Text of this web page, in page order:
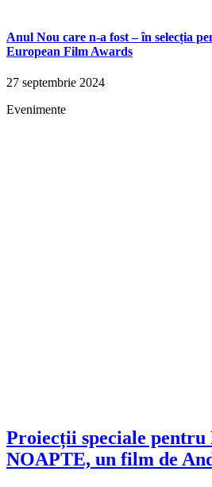
Anul Nou care n-a fost – în selecția
European Film Awards
27 septembrie 2024
Evenimente
Proiecții speciale
NOAPTE, un film de